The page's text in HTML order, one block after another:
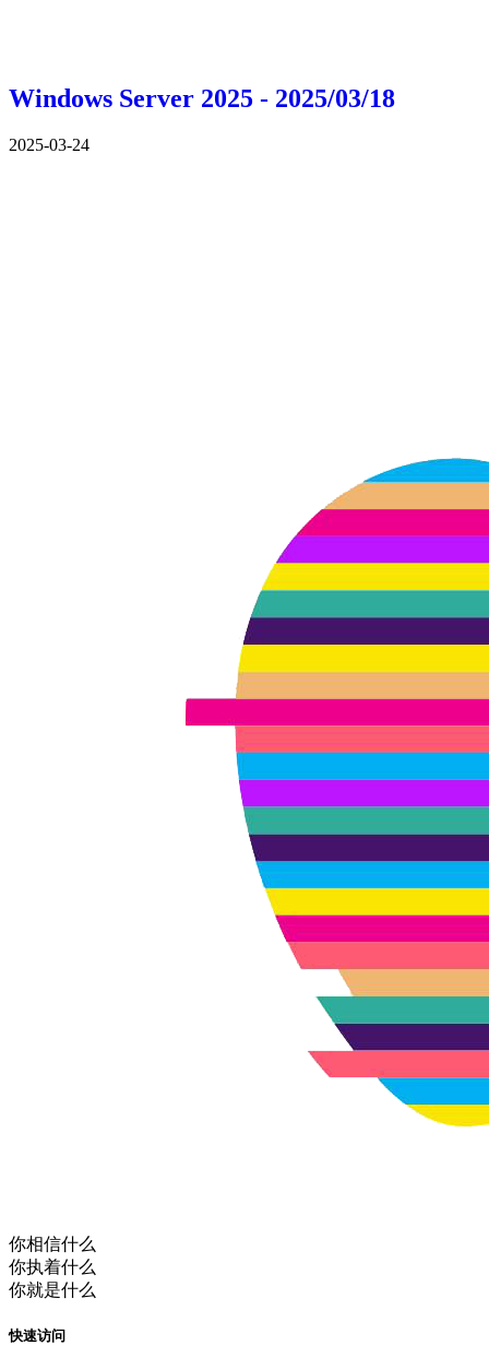
Windows Server 2025 - 2025/03/18
2025-03-24
你相信什么
你执着什么
你就是什么
快速访问